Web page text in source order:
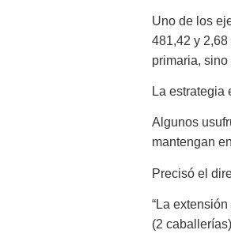
Uno de los
481,42 y
primaria,
La estrategia
Algunos
mantengan
Precisó el
“La
(2